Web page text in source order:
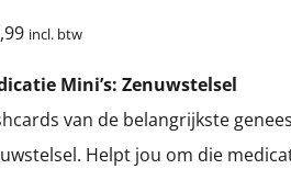
incl. btw
Mini’s: Zenuwstelsel
van de belangrijkste
Helpt jou om die